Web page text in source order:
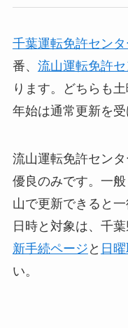
千葉運転免許センタ
番、 流山運転免許
ります。どちらも
年始は通常更新を受
流山運転免許セン
優良のみです。一
山で更新できると
日時と対象は、千
新手続ページ と 日
い。